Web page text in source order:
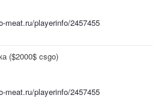
meat.ru/playerinfo/2457455
($2000$ csgo)
meat.ru/playerinfo/2457455